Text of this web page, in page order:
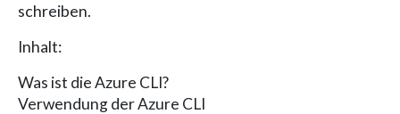
schreiben.
Inhalt:
Was ist die Azure CLI?
Verwendung der Azure CLI